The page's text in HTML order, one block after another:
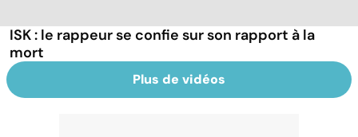
ISK : le rappeur se confie sur son rapport à la
mort
Plus de vidéos